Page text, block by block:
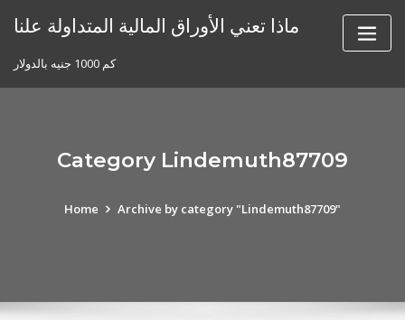
ماذا تعني الأوراق المالية المتداولة علنا
كم 1000 جنيه بالدولار
Category Lindemuth87709
Home Archive by category "Lindemuth87709"